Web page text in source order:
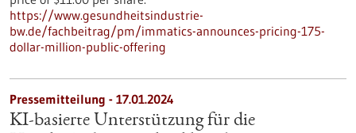
https://www.gesundheitsindustrie-
bw.de/fachbeitrag/pm/immatics-announces-pricing-175-
dollar-million-public-offering
Pressemitteilung - 17.01.2024
KI-basierte Unterstützung für die